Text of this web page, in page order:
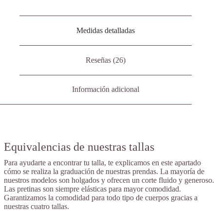
Medidas detalladas
Reseñas (26)
Información adicional
Equivalencias de nuestras tallas
Para ayudarte a encontrar tu talla, te explicamos en este apartado
cómo se realiza la graduación de nuestras prendas. La mayoría de
nuestros modelos son holgados y ofrecen un corte fluido y generoso.
Las pretinas son siempre elásticas para mayor comodidad.
Garantizamos la comodidad para todo tipo de cuerpos gracias a
nuestras cuatro tallas.